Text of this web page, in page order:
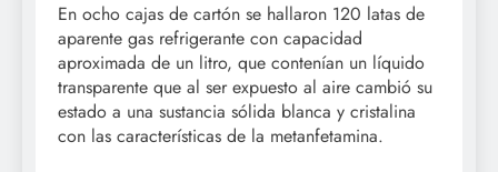
En ocho cajas de cartón se hallaron 120 latas de
aparente gas refrigerante con capacidad
aproximada de un litro, que contenían un líquido
transparente que al ser expuesto al aire cambió su
estado a una sustancia sólida blanca y cristalina
con las características de la metanfetamina.